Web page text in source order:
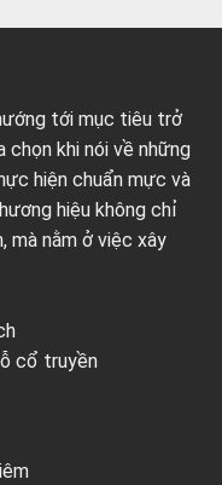
tới mục tiêu trở
khi nói về những
hiện chuẩn mực và
hiệu không chỉ
mà nằm ở việc xây
cổ truyền